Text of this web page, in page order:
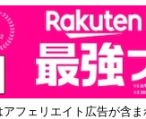
フェリエイト広告が含ま